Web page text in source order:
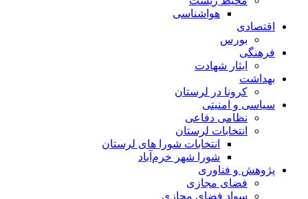
هواشناسی
اقتصادی
بورس
فرهنگی
ایثار شهادت
بهداشت
کرونا در لرستان
سیاسی و امنیتی
نظامی دفاعی
انتخابات لرستان
انتخابات شورا های لرستان
شورا شهر خرم‌آباد
پژوهش و فناوری
فضای مجازی
سواد فضای مجازی